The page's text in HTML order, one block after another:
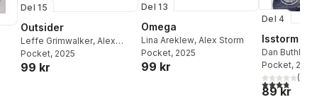
röster:
Del 15
Outsider
Leffe Grimwalker, Alex
Storm
Pocket, 2025
99 kr
Del 13
Omega
Lina Areklew, Alex Storm
Pocket, 2025
99 kr
Del 4
Isstorm
Dan Buthler
Grimwalker
Pocket, 2022
3,8utav 5(
89 kr